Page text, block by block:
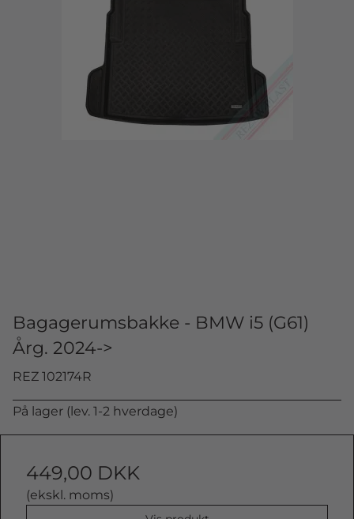
Bagagerumsbakke - BMW i5 (G61)
Årg. 2024->
REZ 102174R
På lager (lev. 1-2 hverdage)
449,00 DKK
(ekskl. moms)